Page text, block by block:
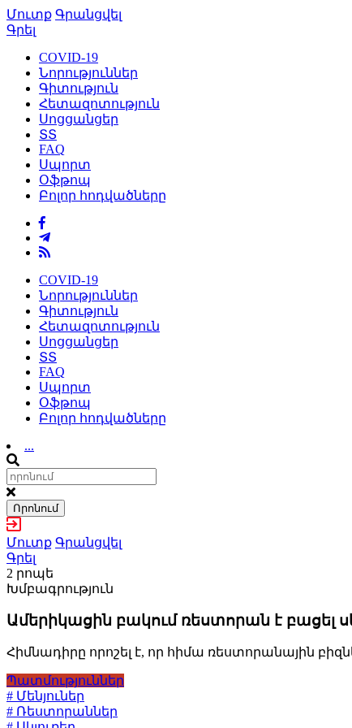
Մուտք Գրանցվել
Գրել
COVID-19
Նորություններ
Գիտություն
Հետազոտություն
Սոցցանցեր
ՏՏ
FAQ
Սպորտ
Օֆթոպ
Բոլոր հոդվածները
COVID-19
Նորություններ
Գիտություն
Հետազոտություն
Սոցցանցեր
ՏՏ
FAQ
Սպորտ
Օֆթոպ
Բոլոր հոդվածները
...
Որոնում
Մուտք Գրանցվել
Գրել
2 րոպե
Խմբագրություն
Ամերիկացին բակում ռեստորան է բացել
Հիմնադիրը որոշել է, որ հիմա ռեստորանային
Պատմություններ
# Մենյուներ
# Ռեստորաններ